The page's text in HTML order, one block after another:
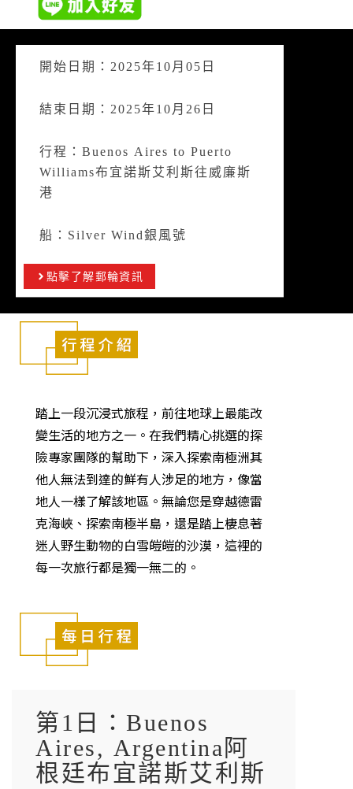
開始日期：2025年10月05日
結束日期：2025年10月26日
行程：Buenos Aires to Puerto
Williams布宜諾斯艾利斯往威廉斯
港
船：Silver Wind銀風號
點擊了解郵輪資訊
踏上一段沉浸式旅程，前往地球上最能改
變生活的地方之一。在我們精心挑選的探
險專家團隊的幫助下，深入探索南極洲其
他人無法到達的鮮有人涉足的地方，像當
地人一樣了解該地區。無論您是穿越德雷
克海峽、探索南極半島，還是踏上棲息著
迷人野生動物的白雪皚皚的沙漠，這裡的
每一次旅行都是獨一無二的。
第1日：Buenos
Aires, Argentina阿
根廷布宜諾斯艾利斯